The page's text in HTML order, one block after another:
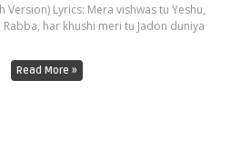
Version) Lyrics: Mera vishwas tu Yeshu,
har khushi meri tu Jadon duniya
Read More »